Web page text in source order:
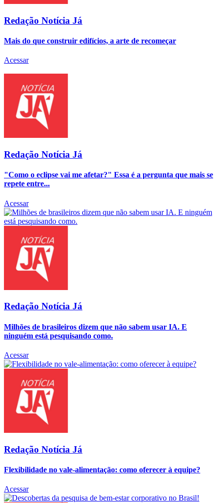
Redação Notícia Já
Mais do que construir edifícios, a arte de recomeçar
Acessar
Redação Notícia Já
"Como o eclipse vai me afetar?" Essa é a pergunta que mais se
repete entre...
Acessar
Redação Notícia Já
Milhões de brasileiros dizem que não sabem usar IA. E
ninguém está pesquisando como.
Acessar
Redação Notícia Já
Flexibilidade no vale-alimentação: como oferecer à equipe?
Acessar